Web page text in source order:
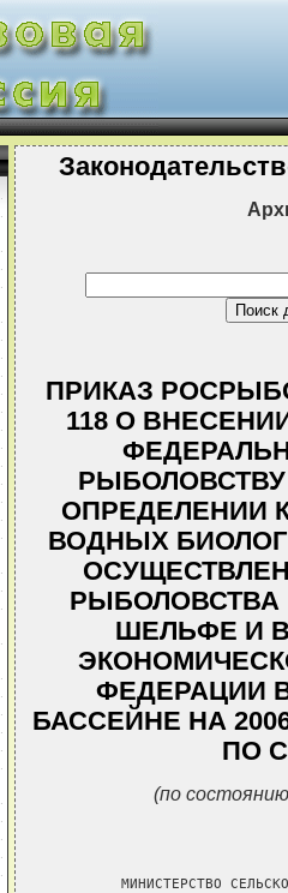
ПРИКАЗ
118 О
РЫБОЛОВСТВУ
ОПРЕДЕЛЕНИИ
ВОДНЫХ
РЫБОЛОВСТВА
ШЕЛЬФЕ И
ФЕДЕРАЦИИ
БАССЕЙНЕ НА
ПО
(по
МИНИСТЕРСТВО